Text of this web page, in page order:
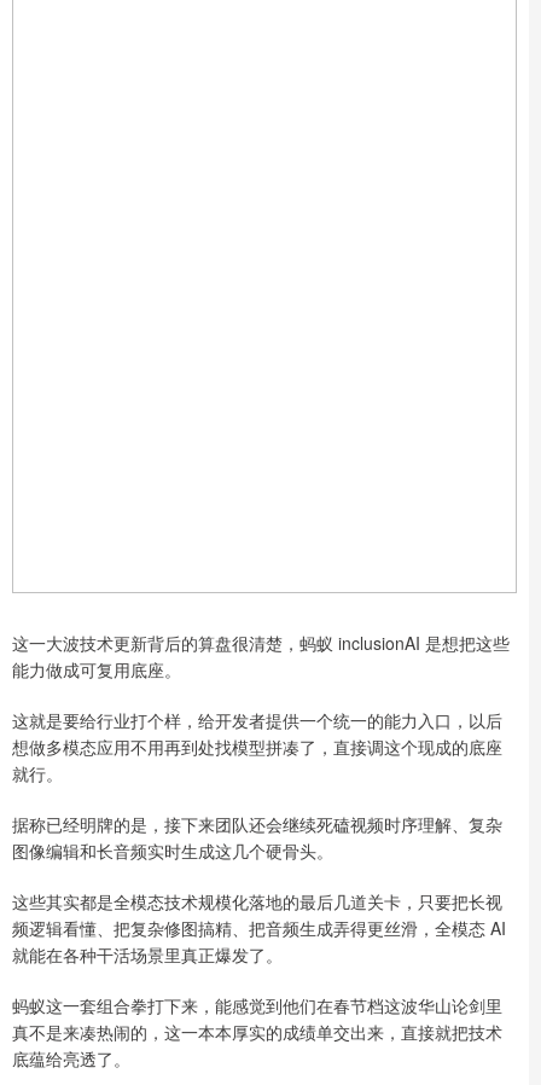
这一大波技术更新背后的算盘很清楚，蚂蚁 inclusionAI 是想把这些
能力做成可复用底座。
这就是要给行业打个样，给开发者提供一个统一的能力入口，以后
想做多模态应用不用再到处找模型拼凑了，直接调这个现成的底座
就行。
据称已经明牌的是，接下来团队还会继续死磕视频时序理解、复杂
图像编辑和长音频实时生成这几个硬骨头。
这些其实都是全模态技术规模化落地的最后几道关卡，只要把长视
频逻辑看懂、把复杂修图搞精、把音频生成弄得更丝滑，全模态 AI
就能在各种干活场景里真正爆发了。
蚂蚁这一套组合拳打下来，能感觉到他们在春节档这波华山论剑里
真不是来凑热闹的，这一本本厚实的成绩单交出来，直接就把技术
底蕴给亮透了。